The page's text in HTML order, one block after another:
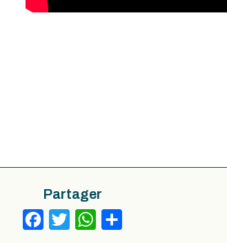
Partager
Facebook
Twitter WhatsApp